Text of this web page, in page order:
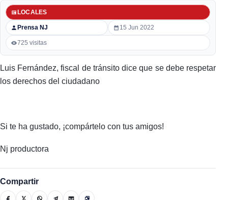
Prensa NJ
LOCALES
15 Jun 2022
725 visitas
Luis Fernández, fiscal de tránsito dice que se debe respetar
los derechos del ciudadano
Si te ha gustado, ¡compártelo con tus amigos!
Nj productora
Compartir